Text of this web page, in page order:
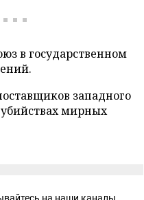
в государственном
западного
убийствах мирных